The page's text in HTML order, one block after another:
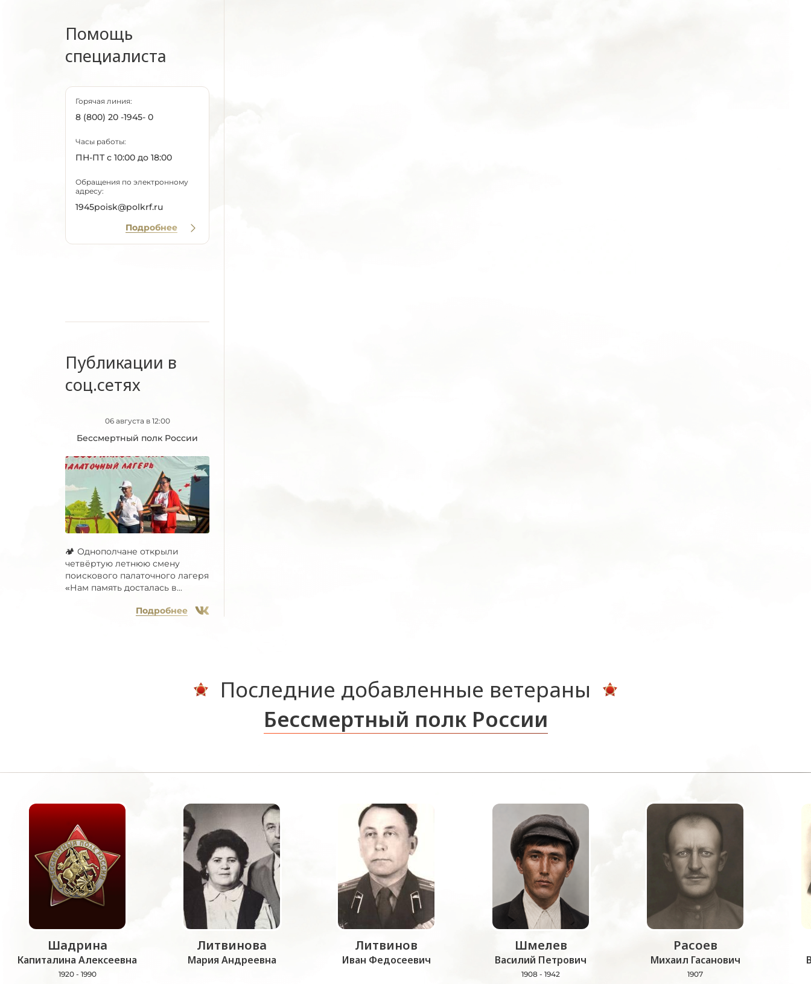
Помощь
специалиста
Горячая линия:
8 (800) 20 -1945- 0
Часы работы:
ПН-ПТ с 10:00 до 18:00
Обращения по электронному
адресу:
1945poisk@polkrf.ru
Подробнее
Публикации в
соц.сетях
06 августа в 12:00
Бессмертный полк России
🏕 Однополчане открыли
четвёртую летнюю смену
поискового палаточного лагеря
«Нам память досталась в...
Подробнее
Последние добавленные ветераны
Бессмертный полк России
Шадрина
Капиталина Алексеевна
1920 - 1990
Литвинова
Мария Андреевна
Литвинов
Иван Федосеевич
Шмелев
Василий Петрович
1908 - 1942
Расоев
Михаил Гасанович
1907